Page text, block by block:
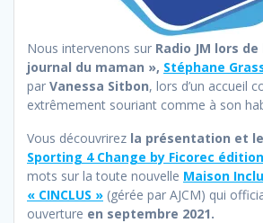
Nous intervenons sur Radio JM lors
journal du maman », Stéphane
par Vanessa Sitbon, lors d’un accueil
extrêmement souriant comme à son
Vous découvrirez la présentation et
Sporting 4 Change by Ficorec
mots sur la toute nouvelle Maison
« CINCLUS » (gérée par AJCM) qui
ouverture en septembre 2021.